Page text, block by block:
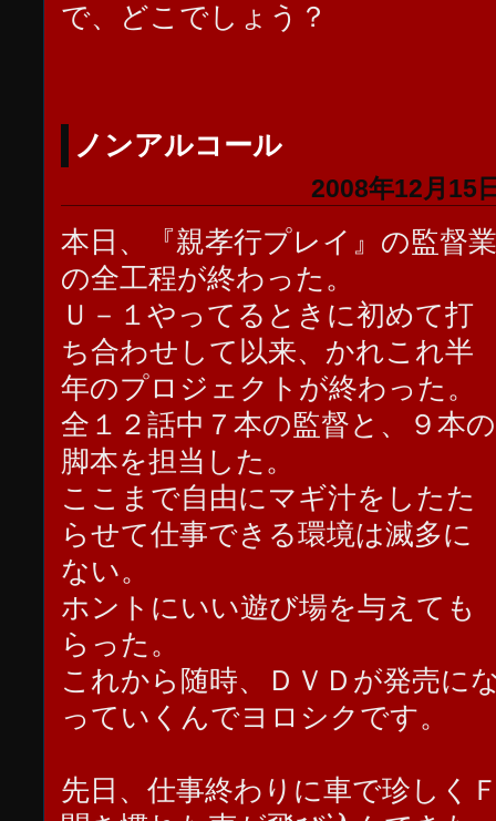
で、どこでしょう？
ノンアルコール
2008年12月15
本日、『親孝行プレイ』の監督業
の全工程が終わった。
Ｕ－１やってるときに初めて打
ち合わせして以来、かれこれ半
年のプロジェクトが終わった。
全１２話中７本の監督と、９本の
脚本を担当した。
ここまで自由にマギ汁をしたた
らせて仕事できる環境は滅多に
ない。
ホントにいい遊び場を与えても
らった。
これから随時、ＤＶＤが発売に
っていくんでヨロシクです。
先日、仕事終わりに車で珍しく